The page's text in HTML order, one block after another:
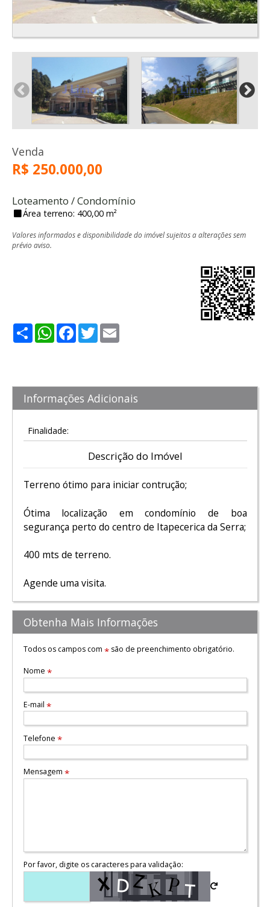
Venda
R$ 250.000,00
Loteamento / Condomínio
Área terreno: 400,00 m²
Valores informados e disponibilidade do imóvel sujeitos a alterações sem
prévio aviso.
ShareWhatsApp
Facebook
Twitter
Informações Adicionais
Finalidade:
Descrição do Imóvel
Terreno ótimo para iniciar contrução;
Ótima localização em condomínio de boa
segurança perto do centro de Itapecerica da Serra;
400 mts de terreno.
Agende uma visita.
Obtenha Mais Informações
Todos os campos com *são de preenchimento obrigatório.
Nome *
E-mail *
Telefone *
Mensagem *
Por favor, digite os caracteres para validação: